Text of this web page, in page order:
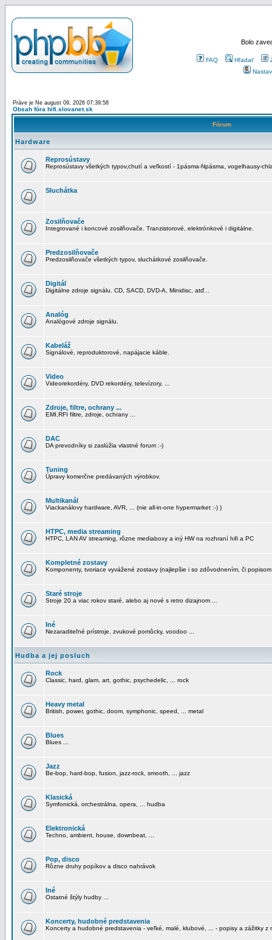
Bolo
FAQ Hľadať
Práve je Ne august 09, 2026 07:39:58
Obsah fóra hifi.slovanet.sk
Fórum
Hardware
Reprosústavy
Reprosústavy všetkých typov,chutí a veľkostí - 1pásma-Npásma, vogelhausy-
Sluchátka
Zosilňovače
Integrované i koncové zosilňovače. Tranzistorové, elektrónkové i digitálne.
Predzosilňovače
Predzosilňovače všetkých typov, sluchátkové zosilňovače.
Digitál
Digitálne zdroje signálu. CD, SACD, DVD-A, Minidisc, atď...
Analóg
Analógové zdroje signálu.
Kabeláž
Signálové, reproduktorové, napájacie káble.
Video
Videorekordéry, DVD rekordéry, televízory, ...
Zdroje, filtre, ochrany ...
EMI,RFI filtre, zdroje, ochrany ...
DAC
DA prevodníky si zaslúžia vlastné forum :-)
Tuning
Úpravy komerčne predávaných výrobkov.
Multikanál
Viackanálovy hardware, AVR, ... (nie all-in-one hypermarket :-) )
HTPC, media streaming
HTPC, LAN AV streaming, rôzne mediaboxy a iný HW na rozhraní hifi a PC
Kompletné zostavy
Komponenty, tvoriace vyvážené zostavy (najlepšie i so zdôvodnením, či
Staré stroje
Stroje 20 a viac rokov staré, alebo aj nové s retro dizajnom ...
Iné
Nezaraditeľné prístroje, zvukové pomôcky, voodoo ...
Hudba a jej posluch
Rock
Classic, hard, glam, art, gothic, psychedelic, ... rock
Heavy metal
British, power, gothic, doom, symphonic, speed, ... metal
Blues
Blues ...
Jazz
Be-bop, hard-bop, fusion, jazz-rock, smooth, ... jazz
Klasická
Symfonická, orchestrálna, opera, ... hudba
Elektronická
Techno, ambient, house, downbeat, ...
Pop, disco
Rôzne druhy popíkov a disco nahrávok
Iné
Ostatné štýly hudby ...
Koncerty, hudobné predstavenia
Koncerty a hudobné predstavenia - veľké, malé, klubové, ... - popisy a zážitky z